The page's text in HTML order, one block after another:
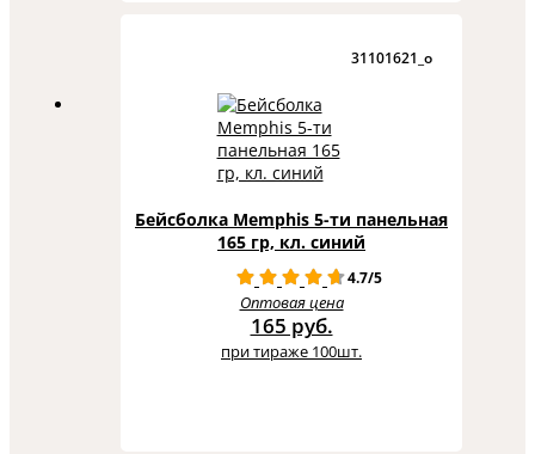
31101621_o
Бейсболка Memphis 5-ти панельная
165 гр, кл. синий
4.7/5
Оптовая цена
165 руб.
при тираже 100шт.